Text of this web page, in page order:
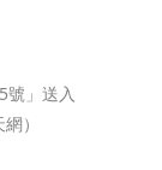
號」送入
）